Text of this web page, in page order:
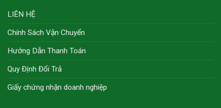
LIÊN HỆ
Chính Sách Vận Chuyển
Hướng Dẫn Thanh Toán
Quy Định Đổi Trả
Giấy chứng nhận doanh nghiệp